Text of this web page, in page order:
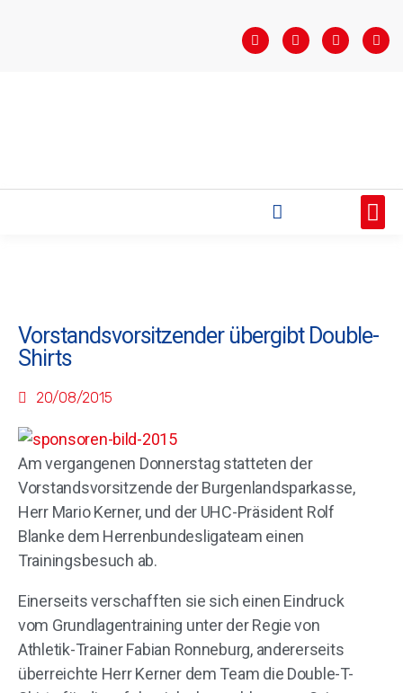
Vorstandsvorsitzender übergibt Double-
Shirts
20/08/2015
Am vergangenen Donnerstag statteten der
Vorstandsvorsitzende der Burgenlandsparkasse,
Herr Mario Kerner, und der UHC-Präsident Rolf
Blanke dem Herrenbundesligateam einen
Trainingsbesuch ab.
Einerseits verschafften sie sich einen Eindruck
vom Grundlagentraining unter der Regie von
Athletik-Trainer Fabian Ronneburg, andererseits
überreichte Herr Kerner dem Team die Double-T-